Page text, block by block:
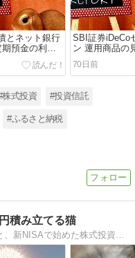
とネット銀行
預金の利率
株・先進国
S＆P500／
）・国内株・
ンデックスフ
SBI証券iDeCo
ン 運用商品の
上昇に負けず
い 全世界株・
国株（S＆
NASDAQ100
新興国株 各イ
70日前
株式投資 #投資信託
#ふるさと納税
積み立てる猫
東京→香川県への移住後の日常の暮らしと、新NISAで始めた株式投資の日々を綴ります。金融リテラシーに目覚めた日本の平均年収ど真ん中の一般サラリーマンが、何とかして新NISA満額の1,800万円を埋めるべく、勉強＆奮闘するブログです。